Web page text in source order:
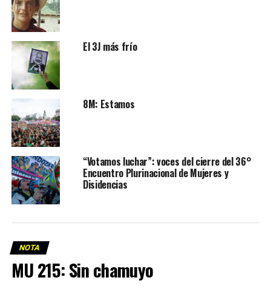
El 3J más frío
8M: Estamos
“Votamos luchar”: voces del cierre del 36°
Encuentro Plurinacional de Mujeres y
Disidencias
NOTA
MU 215: Sin chamuyo